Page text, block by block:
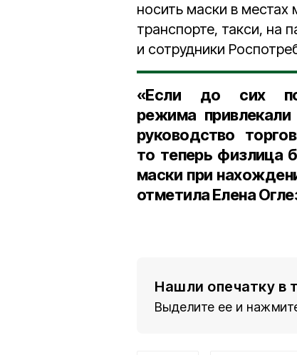
носить маски в
транспорте, такси, на
и сотрудники
«Если до сих
режима
руководство
то теперь физлица
маски при
отметила Елена
Нашли опечатку в
Выделите ее и